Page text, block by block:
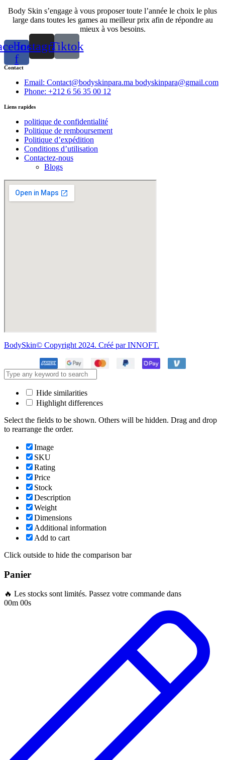
Body Skin s’engage à vous proposer toute l’année le choix le plus
large dans toutes les games au meilleur prix afin de répondre au
mieux à vos besoins.
f
InstagramTiktok
Contact
Email: Contact@bodyskinpara.ma bodyskinpara@gmail.com
Phone: +212 6 56 35 00 12
Liens rapides
politique de confidentialité
Politique de remboursement
Politique d’expédition
Conditions d’utilisation
Contactez-nous
Blogs
BodySkin© Copyright 2024. Créé par INNOFT.
Hide similarities
Highlight differences
Select the fields to be shown. Others will be hidden. Drag and drop
to rearrange the order.
Image
SKU
Rating
Price
Stock
Description
Weight
Dimensions
Additional information
Add to cart
Click outside to hide the comparison bar
Panier
🔥 Les stocks sont limités. Passez votre commande dans
00m 00s